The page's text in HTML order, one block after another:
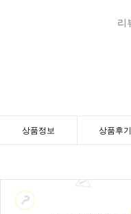
상품정보 상품후기